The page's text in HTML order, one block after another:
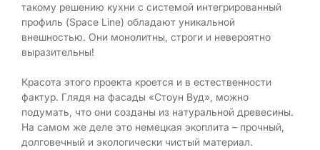
такому решению кухни с системой интегрированный
профиль (Space Line) обладают уникальной
внешностью. Они монолитны, строги и невероятно
выразительны!
Красота этого проекта кроется и в естественности
фактур. Глядя на фасады «Стоун Вуд», можно
подумать, что они созданы из натуральной древесины.
На самом же деле это немецкая экоплита – прочный,
долговечный и экологически чистый материал.